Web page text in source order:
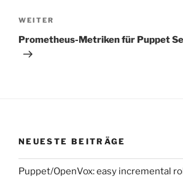
Nächster
Beitrag
WEITER
Prometheus-Metriken für Puppet
NEUESTE BEITRÄGE
Puppet/OpenVox: easy incremental